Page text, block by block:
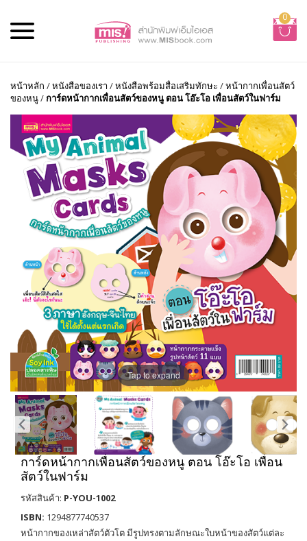
0
หน้าหลัก /หนังสือของเรา /หนังสือพร้อมสื่อเสริมทักษะ /หน้ากากเพื่อนสัตว์
ของหนู/การ์ดหน้ากากเพื่อนสัตว์ของหนู ตอน โอ๊ะโอ เพื่อนสัตว์ในฟาร์ม
Tap to expand
การ์ดหน้ากากเพื่อนสัตว์ของหนู ตอน โอ๊ะโอ เพื่อน
สัตว์ในฟาร์ม
รหัสสินค้า: P-YOU-1002
ISBN: 1294877740537
หน้ากากของเหล่าสัตว์ตัวโต มีรูปทรงตามลักษณะใบหน้าของสัตว์แต่ละ